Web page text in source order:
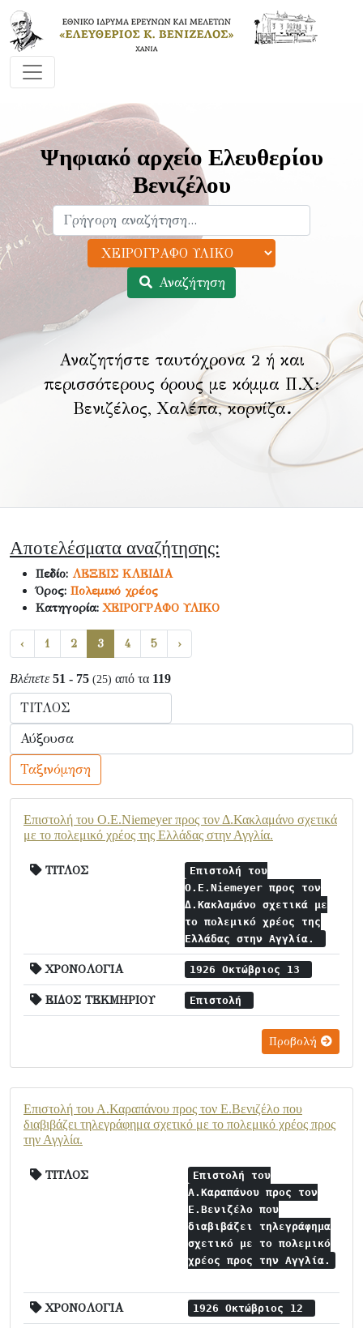
Ψηφιακό αρχείο Ελευθερίου
Βενιζέλου
Αναζήτηση
Αναζητήστε ταυτόχρονα 2 ή και
περισσότερους όρους με κόμμα Π.Χ:
Βενιζέλος, Χαλέπα, κορνίζα.
Αποτελέσματα αναζήτησης:
Πεδίο: ΛΕΞΕΙΣ ΚΛΕΙΔΙΑ
Όρος: Πολεμικό χρέος
Κατηγορία:ΧΕΙΡΟΓΡΑΦΟ ΥΛΙΚΟ
‹ 1 2 3 4 5 ›
Βλέπετε 51 - 75 (25) από τα 119
Ταξινόμηση
Επιστολή του O.E.Niemeyer προς τον Δ.Κακλαμάνο σχετικά
με το πολεμικό χρέος της Ελλάδας στην Αγγλία.
ΤΙΤΛΟΣ
Επιστολή του
O.E.Niemeyer προς τον
Δ.Κακλαμάνο σχετικά με
το πολεμικό χρέος της
Ελλάδας στην Αγγλία.
ΧΡΟΝΟΛΟΓΙΑ 1926 Οκτώβριος 13
ΕΙΔΟΣ ΤΕΚΜΗΡΙΟΥ Επιστολή
Προβολή
Επιστολή του Α.Καραπάνου προς τον Ε.Βενιζέλο που
διαβιβάζει τηλεγράφημα σχετικό με το πολεμικό χρέος προς
την Αγγλία.
ΤΙΤΛΟΣ
Επιστολή του
Α.Καραπάνου προς τον
Ε.Βενιζέλο που
διαβιβάζει τηλεγράφημα
σχετικό με το πολεμικό
χρέος προς την Αγγλία.
ΧΡΟΝΟΛΟΓΙΑ 1926 Οκτώβριος 12